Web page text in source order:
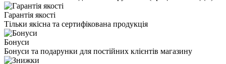
Гарантія якості
Тільки якісна та сертифікована продукція
Бонуси
Бонуси та подарунки для постійних клієнтів магазину